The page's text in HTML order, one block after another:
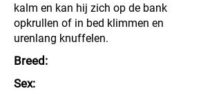
kalm en kan hij zich op de bank
opkrullen of in bed klimmen en
urenlang knuffelen.
Breed:
Sex: